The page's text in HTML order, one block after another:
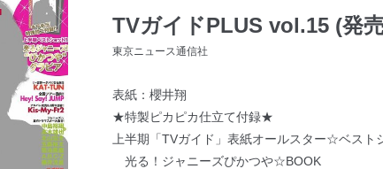
TVガイドPLUS vol.15 (発
東京ニュース通信社
表紙：櫻井翔
★特製ピカピカ仕立て付録★
上半期「TVガイド」表紙オールスター☆ベスト
光る！ジャニーズぴかつや☆BOOK